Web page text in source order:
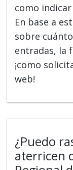
como indicar
En base a
sobre
entradas, la
¡como
web!
¿Puedo
aterricen